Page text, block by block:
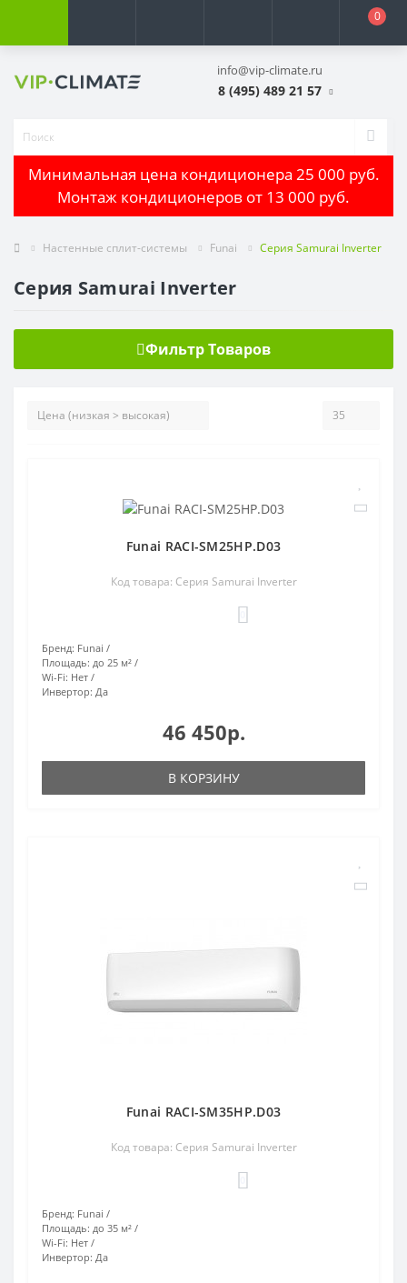
0
info@vip-climate.ru
8 (495) 489 21 57
Минимальная цена кондиционера 25 000 руб.
Монтаж кондиционеров от 13 000 руб.
Настенные сплит-системы Funai Серия Samurai Inverter
Серия Samurai Inverter
Фильтр Товаров
Funai RACI-SM25HP.D03
Код товара: Серия Samurai Inverter
Бренд: Funai
Площадь: до 25 м²
Wi-Fi: Нет
Инвертор: Да
46 450р.
В КОРЗИНУ
Funai RACI-SM35HP.D03
Код товара: Серия Samurai Inverter
Бренд: Funai
Площадь: до 35 м²
Wi-Fi: Нет
Инвертор: Да